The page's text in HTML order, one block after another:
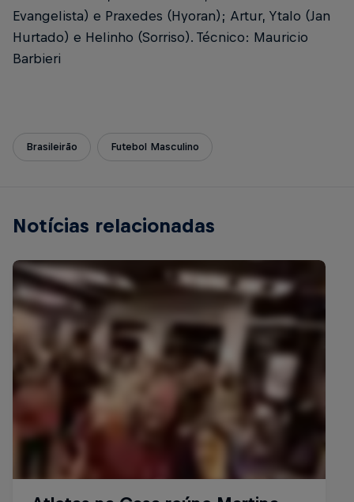
Evangelista) e Praxedes (Hyoran); Artur, Ytalo (Jan
Hurtado) e Helinho (Sorriso). Técnico: Mauricio
Barbieri
Brasileirão Futebol Masculino
Notícias relacionadas